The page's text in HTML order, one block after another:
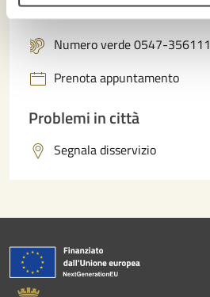
Richiedi assistenza
Numero verde 0547-356111
Prenota appuntamento
Problemi in città
Segnala disservizio